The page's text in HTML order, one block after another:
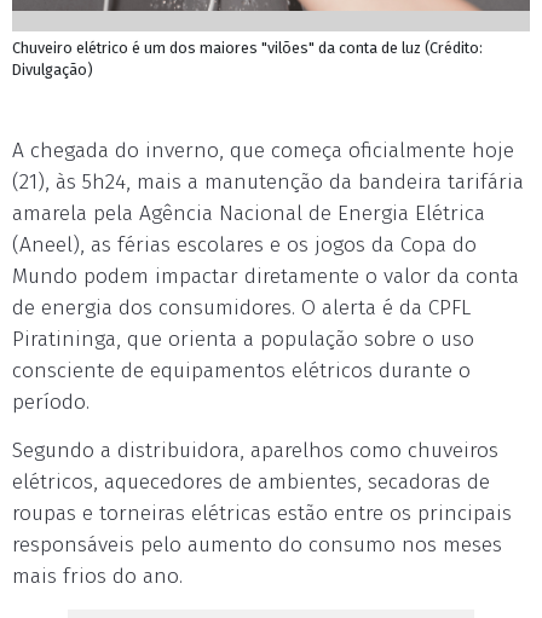
Chuveiro elétrico é um dos maiores "vilões" da conta de luz (Crédito:
Divulgação)
A chegada do inverno, que começa oficialmente hoje
(21), às 5h24, mais a manutenção da bandeira tarifária
amarela pela Agência Nacional de Energia Elétrica
(Aneel), as férias escolares e os jogos da Copa do
Mundo podem impactar diretamente o valor da conta
de energia dos consumidores. O alerta é da CPFL
Piratininga, que orienta a população sobre o uso
consciente de equipamentos elétricos durante o
período.
Segundo a distribuidora, aparelhos como chuveiros
elétricos, aquecedores de ambientes, secadoras de
roupas e torneiras elétricas estão entre os principais
responsáveis pelo aumento do consumo nos meses
mais frios do ano.